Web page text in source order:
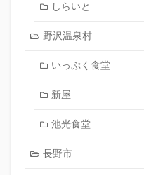
しらいと
野沢温泉村
いっぷく食堂
新屋
池光食堂
長野市